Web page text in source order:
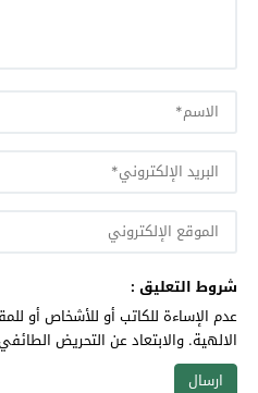
شروط التعليق :
عدم الإساءة للكاتب أو للأشخاص أو
الالهية. والابتعاد عن التحريض